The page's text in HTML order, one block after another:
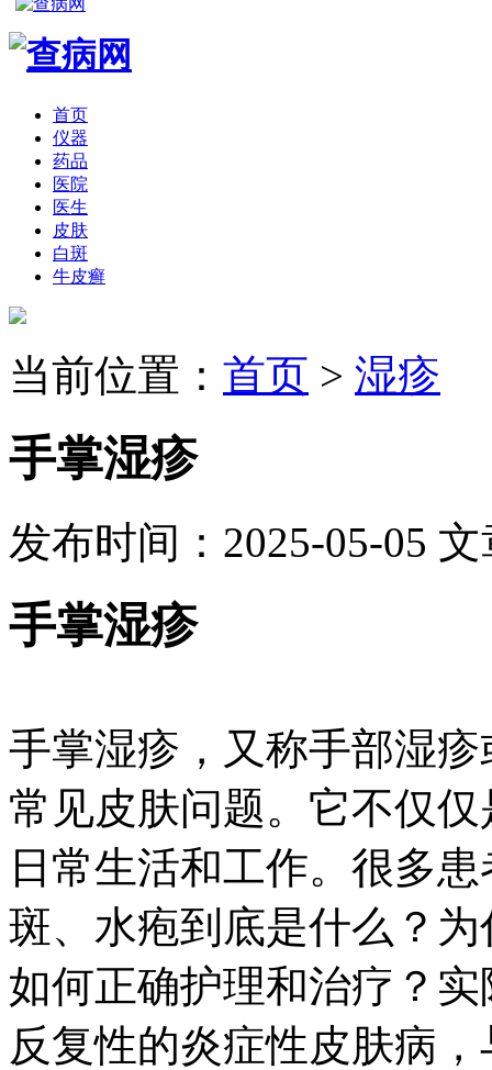
首页
仪器
药品
医院
医生
皮肤
白斑
牛皮癣
当前位置： 首页 > 湿疹
手掌湿疹
发布时间：2025-05-05 文
手掌湿疹
手掌湿疹，又称手部湿
常见皮肤问题。它不仅
日常生活和工作。很多
斑、水疱到底是什么？
如何正确护理和治疗？
反复性的炎症性皮肤病